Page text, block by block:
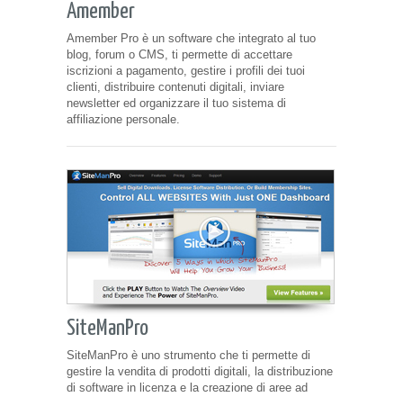
Amember
Amember Pro è un software che integrato al tuo
blog, forum o CMS, ti permette di accettare
iscrizioni a pagamento, gestire i profili dei tuoi
clienti, distribuire contenuti digitali, inviare
newsletter ed organizzare il tuo sistema di
affiliazione personale.
SiteManPro
SiteManPro è uno strumento che ti permette di
gestire la vendita di prodotti digitali, la distribuzione
di software in licenza e la creazione di aree ad